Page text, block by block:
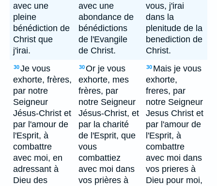
avec une
pleine
bénédiction de
Christ que
j'irai.
avec une
abondance de
bénédictions
de l'Evangile
de Christ.
vous, j'irai
dans la
plenitude de la
benediction de
Christ.
30Je vous
exhorte, frères,
par notre
Seigneur
Jésus-Christ et
par l'amour de
l'Esprit, à
combattre
avec moi, en
adressant à
Dieu des
30Or je vous
exhorte, mes
frères, par
notre Seigneur
Jésus-Christ, et
par la charité
de l'Esprit, que
vous
combattiez
avec moi dans
vos prières à
30 Mais je vous
exhorte,
freres, par
notre Seigneur
Jesus Christ et
par l'amour de
l'Esprit, à
combattre
avec moi dans
vos prieres à
Dieu pour moi,